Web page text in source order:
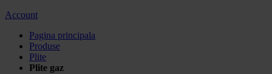
Account
Pagina principala
Produse
Plite
Plite gaz